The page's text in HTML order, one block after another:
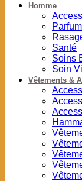
Homme
Santé
Soins
Soin
Vêtements &